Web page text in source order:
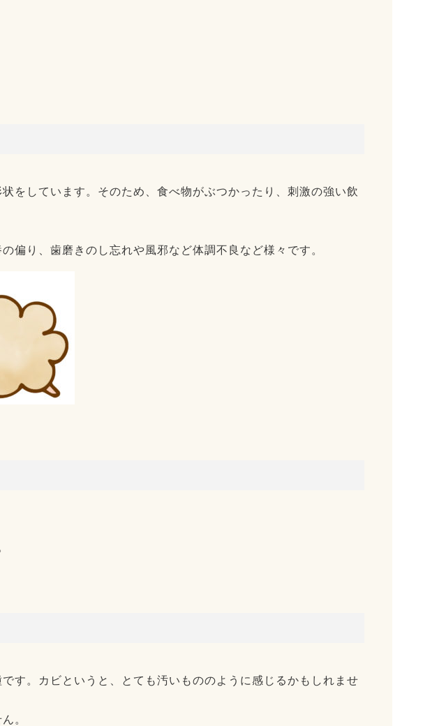
をしています。そのため、食べ物がぶつかったり、刺激の強い飲
偏り、歯磨きのし忘れや風邪など体調不良など様々です。
す。カビというと、とても汚いもののように感じるかもしれませ
。